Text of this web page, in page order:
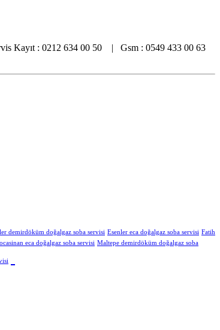
Kayıt : 0212 634 00 50 | Gsm : 0549 433 00 63
demirdöküm doğalgaz soba servisi Esenler eca doğalgaz soba servisi Fatih
eca doğalgaz soba servisi Maltepe demirdöküm doğalgaz soba